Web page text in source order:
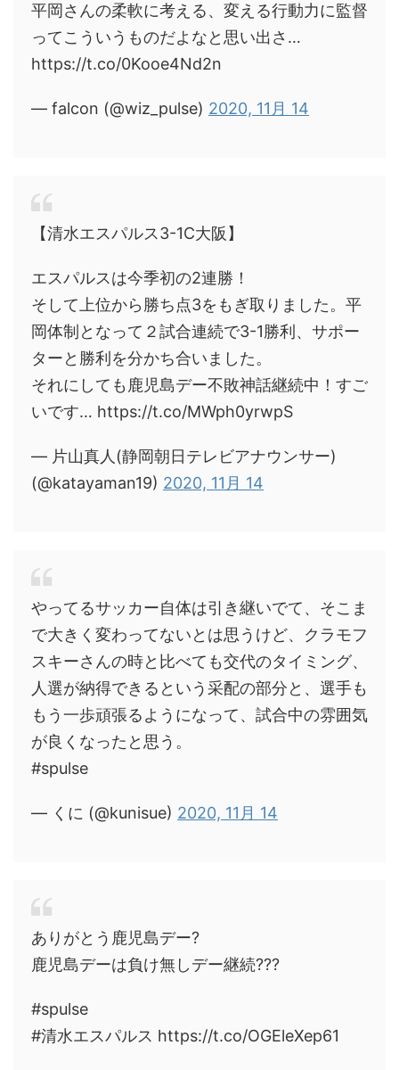
平岡さんの柔軟に考える、変える行動力に監督
ってこういうものだよなと思い出さ…
https://t.co/0Kooe4Nd2n
— falcon (@wiz_pulse) 2020, 11月 14
【清水エスパルス3-1C大阪】
エスパルスは今季初の2連勝！
そして上位から勝ち点3をもぎ取りました。平
岡体制となって２試合連続で3-1勝利、サポー
ターと勝利を分かち合いました。
それにしても鹿児島デー不敗神話継続中！すご
いです… https://t.co/MWph0yrwpS
— 片山真人(静岡朝日テレビアナウンサー)
(@katayaman19) 2020, 11月 14
やってるサッカー自体は引き継いでて、そこま
で大きく変わってないとは思うけど、クラモフ
スキーさんの時と比べても交代のタイミング、
人選が納得できるという采配の部分と、選手も
もう一歩頑張るようになって、試合中の雰囲気
が良くなったと思う。
#spulse
— くに (@kunisue) 2020, 11月 14
ありがとう鹿児島デー?
鹿児島デーは負け無しデー継続???
#spulse
#清水エスパルス https://t.co/OGEleXep61